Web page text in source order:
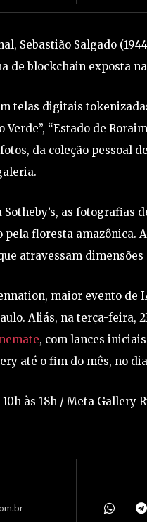
Sebastião Salgado
de blockchain exposta
telas digitais
“Estado de
da coleção pessoal
as fotografias
pela floresta amazônica.
atravessam
maior evento de
Aliás, na terça-feira,
, com lances
até o fim do mês, no
às 18h / Meta Gallery